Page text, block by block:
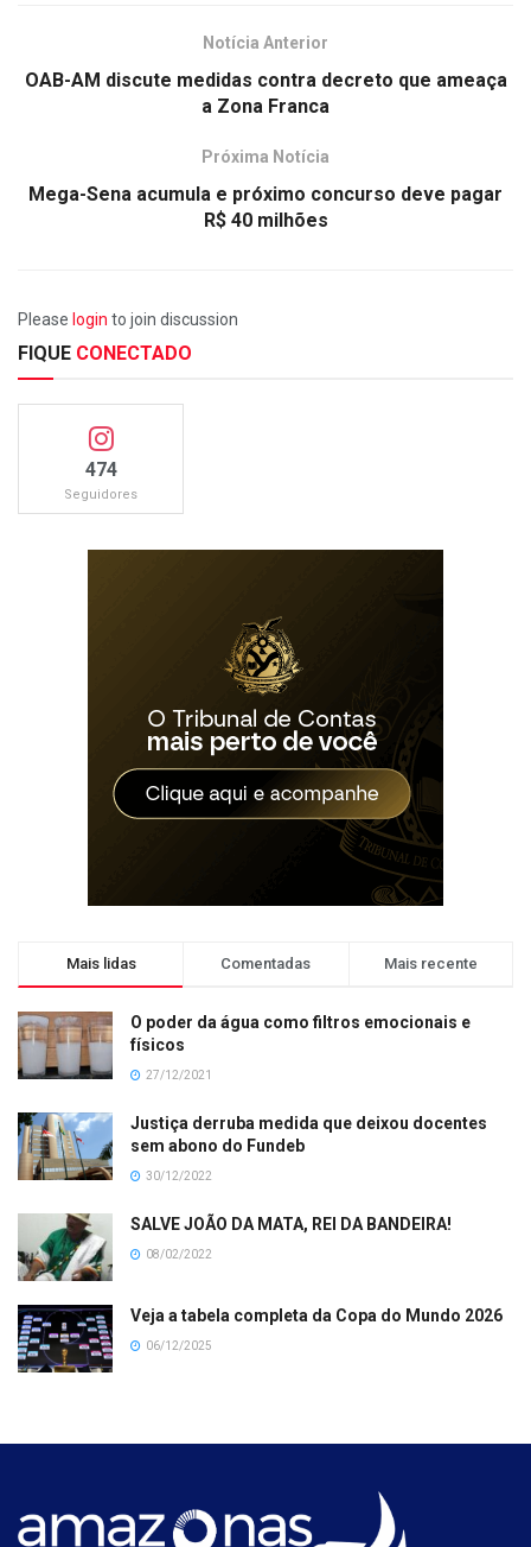
Notícia Anterior
OAB-AM discute medidas contra decreto que ameaça
a Zona Franca
Próxima Notícia
Mega-Sena acumula e próximo concurso deve pagar
R$ 40 milhões
Please login to join discussion
FIQUE CONECTADO
474
Seguidores
Mais lidas Comentadas Mais recente
O poder da água como filtros emocionais e
físicos
27/12/2021
Justiça derruba medida que deixou docentes
sem abono do Fundeb
30/12/2022
SALVE JOÃO DA MATA, REI DA BANDEIRA!
08/02/2022
Veja a tabela completa da Copa do Mundo 2026
06/12/2025